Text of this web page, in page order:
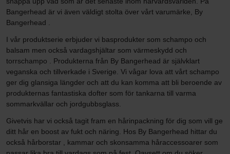
Bangerhead är vi även väldigt stolta över vårt varumärke, By
Bangerhead .
I vår produktserie erbjuder vi basprodukter som schampo och
balsam men också vardagshjältar som värmeskydd och
torrschampo . Produkterna från By Bangerhead är självklart
veganska och tillverkade i Sverige. Vi vågar lova att vårt schampo
ger dig glansiga längder och att du kan komma att bli beroende av
produkternas fantastiska dofter som för tankarna till varma
sommarkvällar och jordgubbsglass.
Givetvis har vi också tagit fram en hårinpackning för dig som vill ge
ditt hår en boost av fukt och näring. Hos By Bangerhead hittar du
också hårborstar , kammar och skonsamma håraccessoarer som